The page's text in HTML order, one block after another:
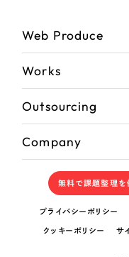
Web Produce
Works
Outsourcing
Company
無料で課題整理を
プライバシーポリシー
クッキーポリシー サ